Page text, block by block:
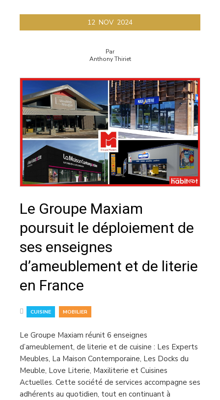
12 NOV 2024
Par
Anthony Thiriet
Le Groupe Maxiam
poursuit le déploiement de
ses enseignes
d’ameublement et de literie
en France
CUISINE MOBILIER
Le Groupe Maxiam réunit 6 enseignes
d’ameublement, de literie et de cuisine : Les Experts
Meubles, La Maison Contemporaine, Les Docks du
Meuble, Love Literie, Maxiliterie et Cuisines
Actuelles. Cette société de services accompagne ses
adhérents au quotidien, tout en continuant à